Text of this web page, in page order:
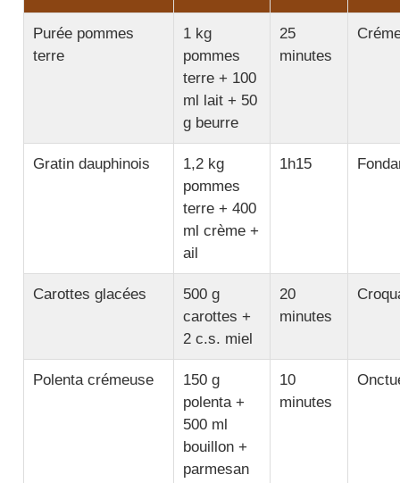
Purée pommes
terre
1 kg
pommes
terre + 100
ml lait + 50
g beurre
25
minutes
Gratin dauphinois
1,2 kg
pommes
terre + 400
ml crème +
ail
1h15
Carottes glacées
500 g
carottes +
2 c.s. miel
20
minutes
Polenta crémeuse
150 g
polenta +
500 ml
bouillon +
parmesan
10
minutes